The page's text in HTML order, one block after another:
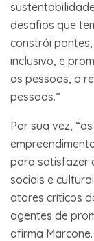
desafios que
constrói
inclusivo, e
as pessoas, o
pessoas.”
Por sua vez,
para satisfazer
sociais e
atores críticos
agentes de
afirma Marcone.